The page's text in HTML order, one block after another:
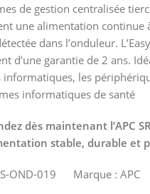
de gestion centralisée
une alimentation continue
dans l’onduleur.
d’une garantie de 2 ans.
informatiques, les
informatiques de santé
dès maintenant l’APC
stable, durable et
OND-019 Marque : APC